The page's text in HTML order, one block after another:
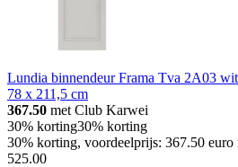
Lundia binnendeur Frama Tva 2A03
78 x 211,5 cm
367.50 met Club Karwei
30% korting30% korting
30% korting, voordeelprijs: 367.50
525.00